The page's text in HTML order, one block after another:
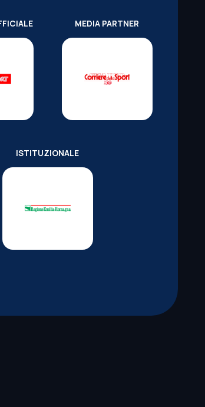
MEDIA PARTNER
ISTITUZIONALE